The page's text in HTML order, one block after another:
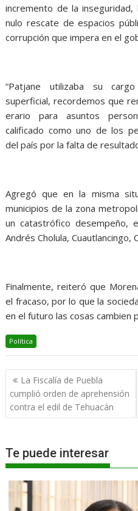
incremento de la
nulo rescate de espacios
corrupción que impera en el
“Patjane utilizaba su
superficial, recordemos que
erario para asuntos
calificado como uno de los
del país por la falta de
Agregó que en la misma
municipios de la zona
un catastrófico desempeño,
Andrés Cholula, Cuautlancingo,
Finalmente, reiteró que
el fracaso, por lo que la
en el futuro las cosas cambien
Política
Navegación
de
entradas
La Fiscalía de Puebla
cumplió orden de aprehensión
contra el edil de Tehuacán
Te puede interesar